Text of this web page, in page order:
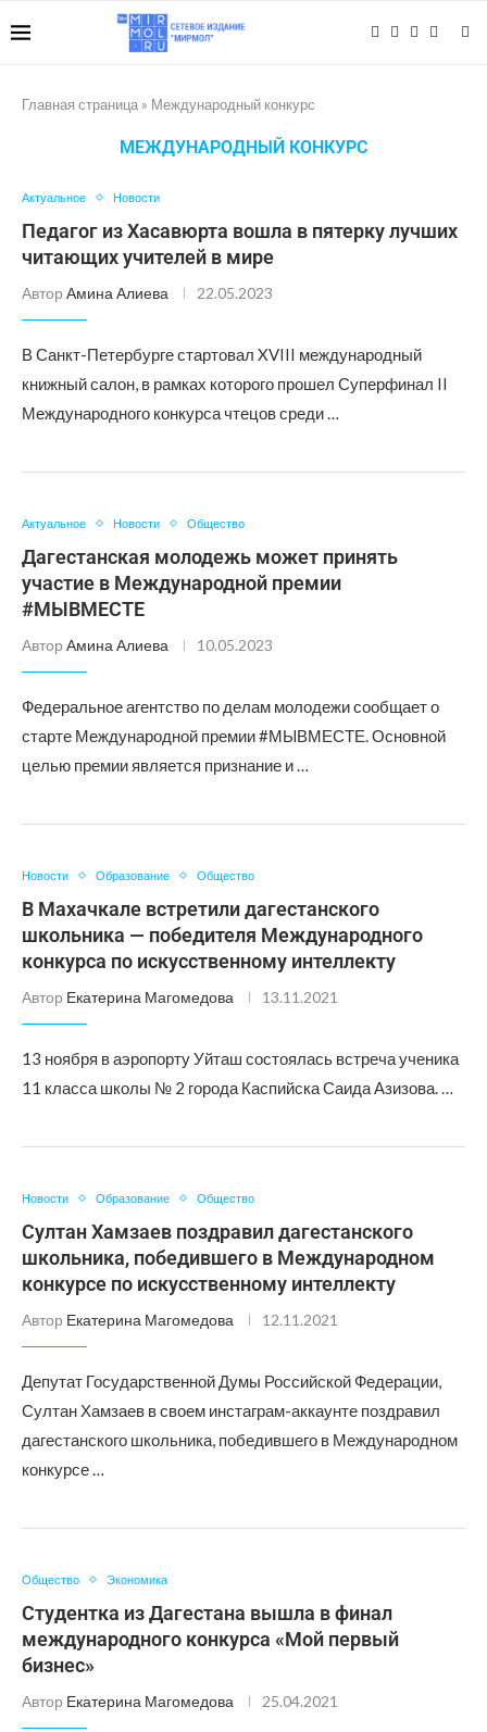
Главная страница » Международный конкурс
МЕЖДУНАРОДНЫЙ КОНКУРС
Актуальное Новости
Педагог из Хасавюрта вошла в пятерку лучших
читающих учителей в мире
Автор Амина Алиева 22.05.2023
В Санкт-Петербурге стартовал XVIII международный
книжный салон, в рамках которого прошел Суперфинал II
Международного конкурса чтецов среди …
Актуальное Новости Общество
Дагестанская молодежь может принять
участие в Международной премии
#МЫВМЕСТЕ
Автор Амина Алиева 10.05.2023
Федеральное агентство по делам молодежи сообщает о
старте Международной премии #МЫВМЕСТЕ. Основной
целью премии является признание и …
Новости Образование Общество
В Махачкале встретили дагестанского
школьника — победителя Международного
конкурса по искусственному интеллекту
Автор Екатерина Магомедова 13.11.2021
13 ноября в аэропорту Уйташ состоялась встреча ученика
11 класса школы № 2 города Каспийска Саида Азизова. …
Новости Образование Общество
Султан Хамзаев поздравил дагестанского
школьника, победившего в Международном
конкурсе по искусственному интеллекту
Автор Екатерина Магомедова 12.11.2021
Депутат Государственной Думы Российской Федерации,
Султан Хамзаев в своем инстаграм-аккаунте поздравил
дагестанского школьника, победившего в Международном
конкурсе …
Общество Экономика
Студентка из Дагестана вышла в финал
международного конкурса «Мой первый
бизнес»
Автор Екатерина Магомедова 25.04.2021